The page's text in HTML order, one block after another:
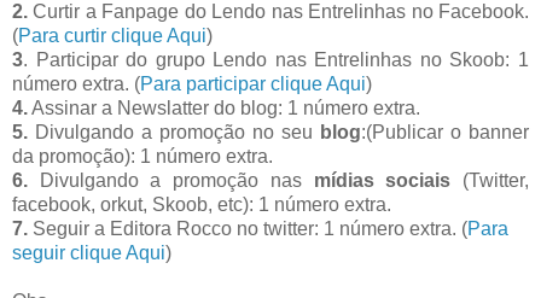
2. Curtir a Fanpage do Lendo nas Entrelinhas no Facebook.
(Para curtir clique Aqui)
3. Participar do grupo Lendo nas Entrelinhas no Skoob: 1
número extra. (Para participar clique Aqui)
4.Assinar a Newslatter do blog: 1 número extra.
5. Divulgando a promoção no seu blog:(Publicar o banner
da promoção): 1 número extra.
6. Divulgando a promoção nasmídias sociais (Twitter,
facebook, orkut, Skoob, etc): 1 número extra.
7. Seguir a Editora Rocco no twitter: 1 número extra. (Para
seguir clique Aqui)